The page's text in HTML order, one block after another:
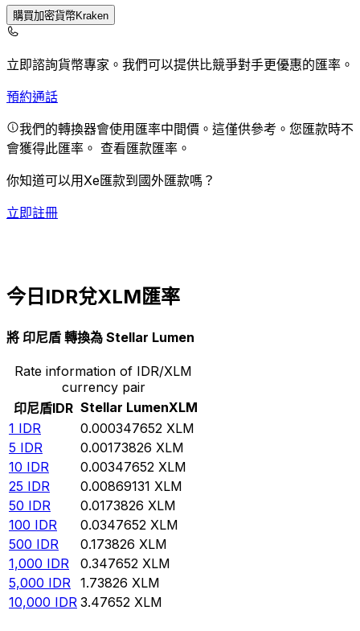
購買加密貨幣Kraken
立即諮詢貨幣專家。 我們可以提供比競爭對手更優惠的匯率。
預約通話
我們的轉換器會使用匯率中間價。這僅供參考。您匯款時不
會獲得此匯率。 查看匯款匯率。
你知道可以用Xe匯款到國外匯款嗎？
立即註冊
今日IDR兌XLM匯率
將 印尼盾 轉換為 Stellar Lumen
Rate information of IDR/XLM
currency pair
印尼盾IDR Stellar LumenXLM
1 IDR 0.000347652 XLM
5 IDR 0.00173826 XLM
10 IDR 0.00347652 XLM
25 IDR 0.00869131 XLM
50 IDR 0.0173826 XLM
100 IDR 0.0347652 XLM
500 IDR 0.173826 XLM
1,000 IDR 0.347652 XLM
5,000 IDR 1.73826 XLM
10,000 IDR 3.47652 XLM